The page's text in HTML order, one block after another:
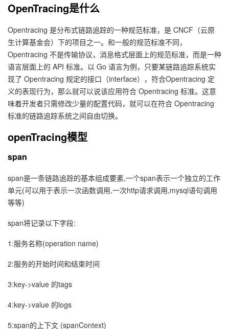
我
的
课
程
我
的
认
证
我
的
实
我
的
藏
的
技
术
支
持
我
的
云
声
建
OpenTracing是什么
Opentracing 是分布式链路追踪的一种规范标准，是 CNCF（云原
生计算基金会）下的项目之一。和一般的规范标准不同，
Opentracing 不是传输协议，消息格式层面上的规范标准，而是一种
语言层面上的 API 标准。以 Go 语言为例，只要某链路追踪系统实
现了 Opentracing 规定的接口（interface），符合Opentracing 定
义的表现行为，那么就可以说该应用符合 Opentracing 标准。这意
味着开发者只需修改少量的配置代码，就可以在符合 Opentracing
标准的链路追踪系统之间自由切换。
openTracing模型
span
span是一条链路追踪的基本组成要素,一个span表示一个独立的工作
单元(可以用于表示一次函数调用,一次http请求调用,mysql语句调用
等等)
span将记录以下字段:
1:服务名称(operation name)
2:服务的开始时间和结束时间
3:key->value 的tags
4:key->value 的logs
5:span的上下文 (spanContext)